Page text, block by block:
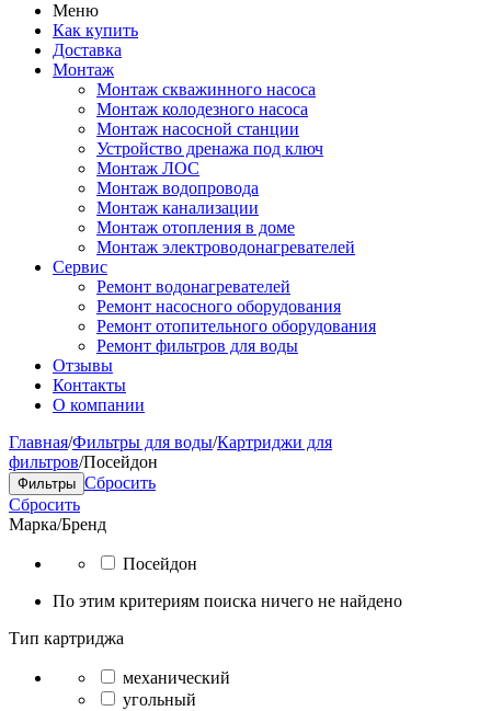
Меню
Как купить
Доставка
Монтаж
Монтаж скважинного насоса
Монтаж колодезного насоса
Монтаж насосной станции
Устройство дренажа под ключ
Монтаж ЛОС
Монтаж водопровода
Монтаж канализации
Монтаж отопления в доме
Монтаж электроводонагревателей
Сервис
Ремонт водонагревателей
Ремонт насосного оборудования
Ремонт отопительного оборудования
Ремонт фильтров для воды
Отзывы
Контакты
О компании
Главная/Фильтры для воды/Картриджи для
фильтров/Посейдон
Фильтры Сбросить
Сбросить
Марка/Бренд
Посейдон
По этим критериям поиска ничего не найдено
Тип картриджа
механический
угольный